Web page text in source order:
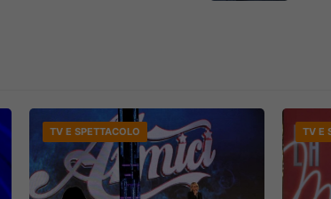
TV E SPETTACOLO TV E